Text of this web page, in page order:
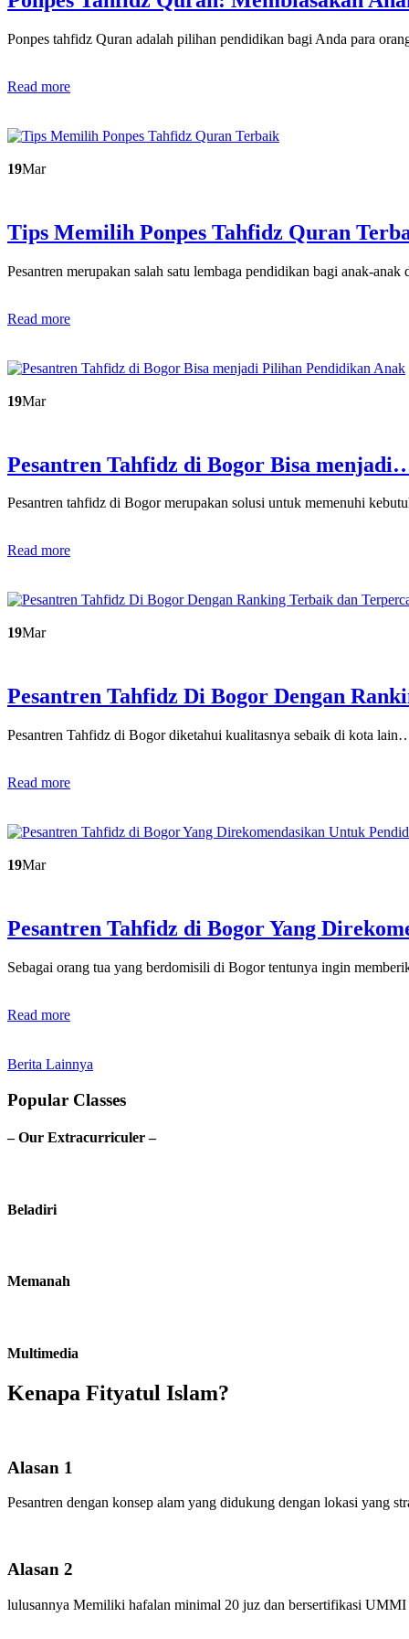
Ponpes tahfidz Quran adalah pilihan pendidikan bagi Anda para
Read more
19Mar
Tips Memilih Ponpes Tahfidz Quran
Pesantren merupakan salah satu lembaga pendidikan bagi anak-
Read more
19Mar
Pesantren Tahfidz di Bogor Bisa
Pesantren tahfidz di Bogor merupakan solusi untuk memenuhi
Read more
19Mar
Pesantren Tahfidz Di Bogor Dengan
Pesantren Tahfidz di Bogor diketahui kualitasnya sebaik di kota
Read more
19Mar
Pesantren Tahfidz di Bogor Yang
Sebagai orang tua yang berdomisili di Bogor tentunya ingin
Read more
Berita Lainnya
Popular Classes
– Our Extracurriculer –
Beladiri
Memanah
Multimedia
Kenapa Fityatul Islam?
Alasan 1
Pesantren dengan konsep alam yang didukung dengan lokasi yang
Alasan 2
lulusannya Memiliki hafalan minimal 20 juz dan bersertifikasi UMMI